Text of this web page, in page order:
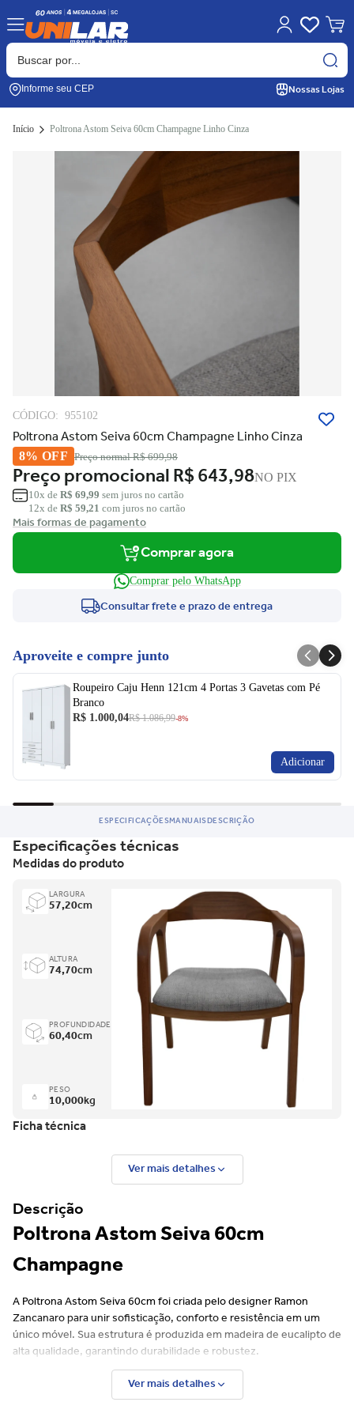
Informe seu CEP Nossas Lojas
Início Poltrona Astom Seiva 60cm Champagne Linho Cinza
CÓDIGO: 955102
Poltrona Astom Seiva 60cm Champagne Linho Cinza
8% OFF Preço normalR$ 699,98
Preço promocionalR$ 643,98NO PIX
10x de R$ 69,99 sem juros no cartão
12x de R$ 59,21 com juros no cartão
Mais formas de pagamento
Comprar agora
Comprar pelo WhatsApp
Consultar frete e prazo de entrega
Aproveite e compre junto
Roupeiro Caju Henn 121cm 4 Portas 3 Gavetas com Pé
Branco
R$ 1.000,04R$ 1.086,99-8%
Adicionar
ESPECIFICAÇÕESMANUAISDESCRIÇÃO
Especificações técnicas
Medidas do produto
LARGURA
57,20cm
ALTURA
74,70cm
PROFUNDIDADE
60,40cm
PESO
10,000kg
Ficha técnica
Ver mais detalhes
Descrição
Poltrona Astom Seiva 60cm
Champagne
A Poltrona Astom Seiva 60cm foi criada pelo designer Ramon
Zancanaro para unir sofisticação, conforto e resistência em um
único móvel. Sua estrutura é produzida em madeira de eucalipto de
alta qualidade, garantindo durabilidade e robustez.
O assento anatômico, com espuma de excelente densidade,
proporciona comodidade mesmo em longos períodos de uso. Já o
Ver mais detalhes